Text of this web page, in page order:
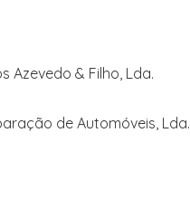
Azevedo & Filho, Lda.
de Automóveis, Lda.